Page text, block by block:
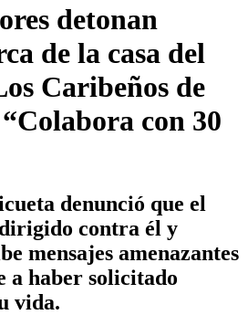
detonan
de la casa del
Caribeños de
con 30
denunció que el
contra él y
mensajes amenazantes
a haber solicitado
vida.